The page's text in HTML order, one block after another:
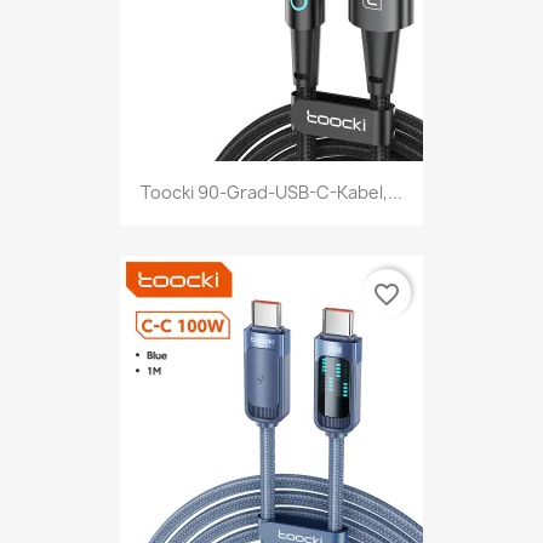
Toocki 90-Grad-USB-C-Kabel,...
favorite_border